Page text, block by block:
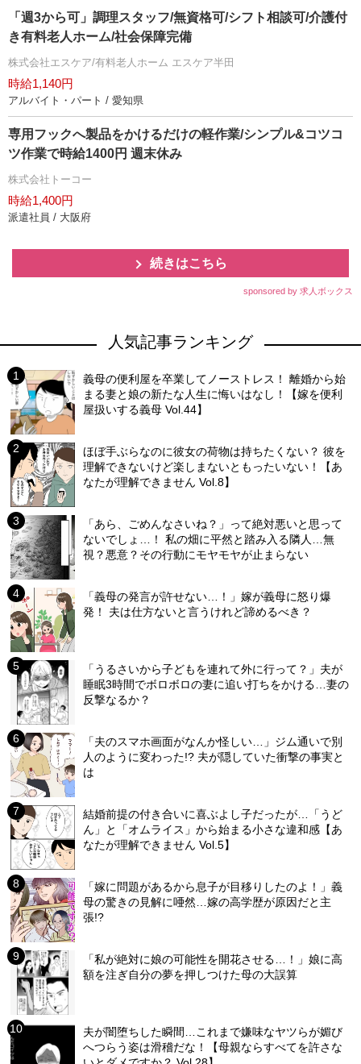
「週3から可」調理スタッフ/無資格可/シフト相談可/介護付
き有料老人ホーム/社会保障完備
株式会社エスケア/有料老人ホーム エスケア半田
時給1,140円
アルバイト・パート / 愛知県
専用フックへ製品をかけるだけの軽作業/シンプル&コツコ
ツ作業で時給1400円 週末休み
株式会社トーコー
時給1,400円
派遣社員 / 大阪府
続きはこちら
sponsored by 求人ボックス
人気記事ランキング
義母の便利屋を卒業してノーストレス！ 離婚から始
まる妻と娘の新たな人生に悔いはなし！【嫁を便利
屋扱いする義母 Vol.44】
ほぼ手ぶらなのに彼女の荷物は持ちたくない？ 彼を
理解できないけど楽しまないともったいない！【あ
なたが理解できません Vol.8】
「あら、ごめんなさいね？」って絶対悪いと思って
ないでしょ…！ 私の畑に平然と踏み入る隣人…無
視？悪意？その行動にモヤモヤが止まらない
「義母の発言が許せない…！」嫁が義母に怒り爆
発！ 夫は仕方ないと言うけれど諦めるべき？
「うるさいから子どもを連れて外に行って？」夫が
睡眠3時間でボロボロの妻に追い打ちをかける…妻の
反撃なるか？
「夫のスマホ画面がなんか怪しい…」ジム通いで別
人のように変わった!? 夫が隠していた衝撃の事実と
は
結婚前提の付き合いに喜ぶよし子だったが…「うど
ん」と「オムライス」から始まる小さな違和感【あ
なたが理解できません Vol.5】
「嫁に問題があるから息子が目移りしたのよ！」義
母の驚きの見解に唖然…嫁の高学歴が原因だと主
張!?
「私が絶対に娘の可能性を開花させる…！」娘に高
額を注ぎ自分の夢を押しつけた母の大誤算
夫が闇堕ちした瞬間…これまで嫌味なヤツらが媚び
へつらう姿は滑稽だな！【母親ならすべてを許さな